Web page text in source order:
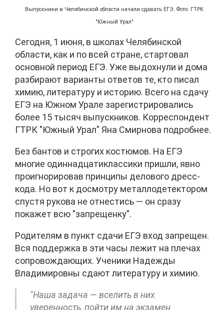
Выпускники в Челябинской области начали сдавать ЕГЭ. Фото: ГТРК
"Южный Урал"
Сегодня, 1 июня, в школах Челябинской
области, как и по всей стране, стартовал
основной период ЕГЭ. Уже выдохнули и дома
разбирают варианты ответов те, кто писал
химию, литературу и историю. Всего на сдачу
ЕГЭ на Южном Урале зарегистрировались
более 15 тысяч выпускников. Корреспондент
ГТРК "Южный Урал" Яна Смирнова подробнее.
Без бантов и строгих костюмов. На ЕГЭ
многие одиннадцатиклассики пришли, явно
проигнорировав принципы делового дресс-
кода. Но вот к досмотру металлодетектором
спустя рукова не отнестись — он сразу
покажет всю "запрещенку".
Родителям в пункт сдачи ЕГЭ вход запрещен.
Вся поддержка в эти часы лежит на плечах
сопровождающих. Ученики Надежды
Владимировны сдают литературу и химию.
"Наша задача — вселить в них
уверенность, пойти им на экзамен